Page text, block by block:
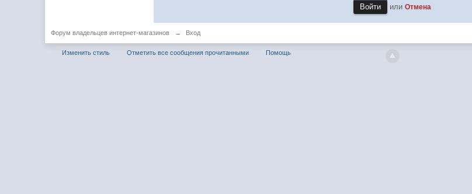
илиОтмена
Форум владельцев интернет-магазинов → Вход
Изменить стиль Отметить все сообщения прочитанными Помощь